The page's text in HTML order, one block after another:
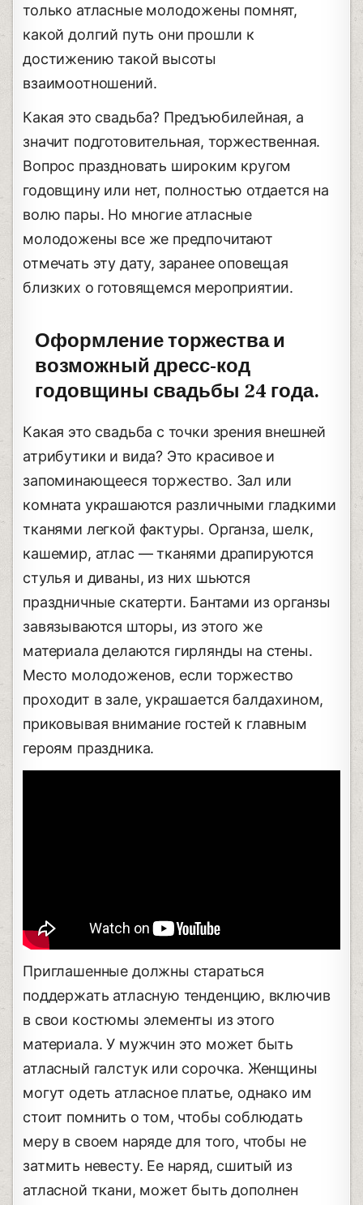
только атласные молодожены помнят,
какой долгий путь они прошли к
достижению такой высоты
взаимоотношений.
Какая это свадьба? Предъюбилейная, а
значит подготовительная, торжественная.
Вопрос праздновать широким кругом
годовщину или нет, полностью отдается на
волю пары. Но многие атласные
молодожены все же предпочитают
отмечать эту дату, заранее оповещая
близких о готовящемся мероприятии.
Оформление торжества и
возможный дресс-код
годовщины свадьбы 24 года.
Какая это свадьба с точки зрения внешней
атрибутики и вида? Это красивое и
запоминающееся торжество. Зал или
комната украшаются различными гладкими
тканями легкой фактуры. Органза, шелк,
кашемир, атлас — тканями драпируются
стулья и диваны, из них шьются
праздничные скатерти. Бантами из органзы
завязываются шторы, из этого же
материала делаются гирлянды на стены.
Место молодоженов, если торжество
проходит в зале, украшается балдахином,
приковывая внимание гостей к главным
героям праздника.
Приглашенные должны стараться
поддержать атласную тенденцию, включив
в свои костюмы элементы из этого
материала. У мужчин это может быть
атласный галстук или сорочка. Женщины
могут одеть атласное платье, однако им
стоит помнить о том, чтобы соблюдать
меру в своем наряде для того, чтобы не
затмить невесту. Ее наряд, сшитый из
атласной ткани, может быть дополнен